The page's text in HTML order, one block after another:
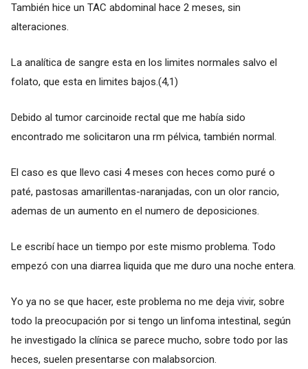
También hice un TAC abdominal hace 2 meses, sin
alteraciones.
La analítica de sangre esta en los limites normales salvo el
folato, que esta en limites bajos.(4,1)
Debido al tumor carcinoide rectal que me había sido
encontrado me solicitaron una rm pélvica, también normal.
El caso es que llevo casi 4 meses con heces como puré o
paté, pastosas amarillentas-naranjadas, con un olor rancio,
ademas de un aumento en el numero de deposiciones.
Le escribí hace un tiempo por este mismo problema. Todo
empezó con una diarrea liquida que me duro una noche entera.
Yo ya no se que hacer, este problema no me deja vivir, sobre
todo la preocupación por si tengo un linfoma intestinal, según
he investigado la clínica se parece mucho, sobre todo por las
heces, suelen presentarse con malabsorcion.